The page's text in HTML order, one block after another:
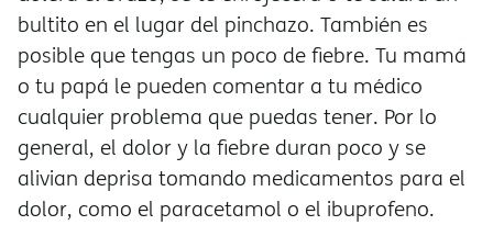
bultito en el lugar del pinchazo. También es
posible que tengas un poco de fiebre. Tu mam
o tu papá le pueden comentar a tu médico
cualquier problema que puedas tener. Por lo
general, el dolor y la fiebre duran poco y se
alivian deprisa tomando medicamentos para el
dolor, como el paracetamol o el ibuprofeno.